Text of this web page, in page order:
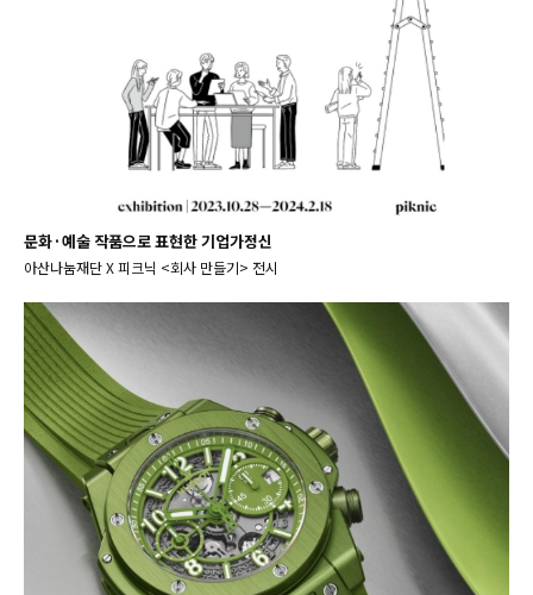
문화·예술 작품으로 표현한 기업가정신
아산나눔재단 X 피크닉 <회사 만들기> 전시